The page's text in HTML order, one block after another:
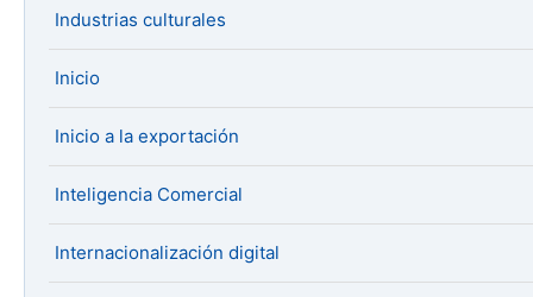
Industrias culturales
Inicio
Inicio a la exportación
Inteligencia Comercial
Internacionalización digital